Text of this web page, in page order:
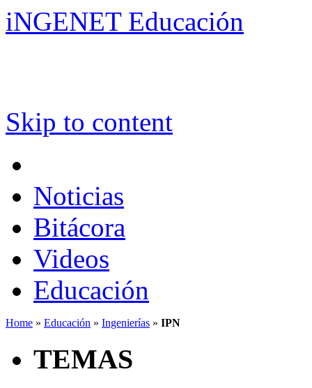
iNGENET Educación
Skip to content
Noticias
Bitácora
Videos
Educación
Home » Educación » Ingenierías » IPN
TEMAS